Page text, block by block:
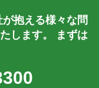
が抱える様々な問
します。
まずは